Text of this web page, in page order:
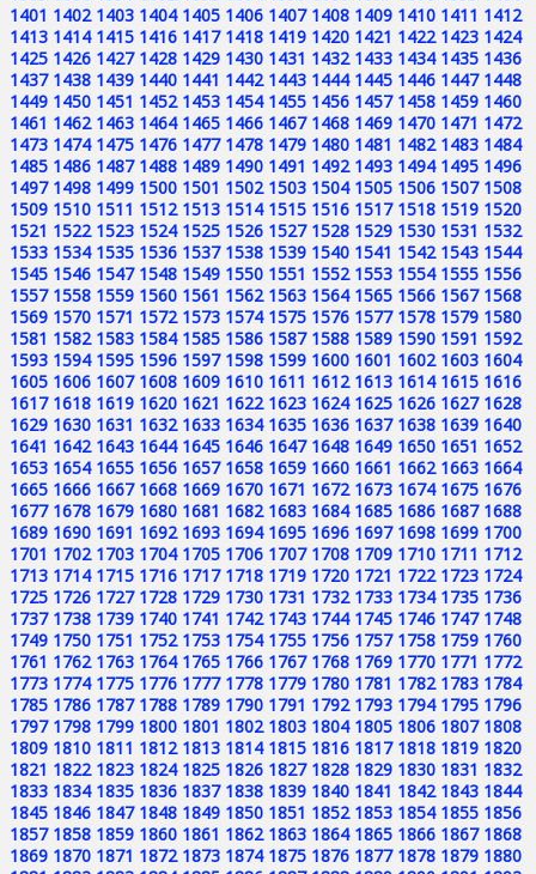
1401 1402 1403 1404 1405 1406 1407 1408 1409 1410 1411 1412
1413 1414 1415 1416 1417 1418 1419 1420 1421 1422 1423 1424
1425 1426 1427 1428 1429 1430 1431 1432 1433 1434 1435 1436
1437 1438 1439 1440 1441 1442 1443 1444 1445 1446 1447 1448
1449 1450 1451 1452 1453 1454 1455 1456 1457 1458 1459 1460
1461 1462 1463 1464 1465 1466 1467 1468 1469 1470 1471 1472
1473 1474 1475 1476 1477 1478 1479 1480 1481 1482 1483 1484
1485 1486 1487 1488 1489 1490 1491 1492 1493 1494 1495 1496
1497 1498 1499 1500 1501 1502 1503 1504 1505 1506 1507 1508
1509 1510 1511 1512 1513 1514 1515 1516 1517 1518 1519 1520
1521 1522 1523 1524 1525 1526 1527 1528 1529 1530 1531 1532
1533 1534 1535 1536 1537 1538 1539 1540 1541 1542 1543 1544
1545 1546 1547 1548 1549 1550 1551 1552 1553 1554 1555 1556
1557 1558 1559 1560 1561 1562 1563 1564 1565 1566 1567 1568
1569 1570 1571 1572 1573 1574 1575 1576 1577 1578 1579 1580
1581 1582 1583 1584 1585 1586 1587 1588 1589 1590 1591 1592
1593 1594 1595 1596 1597 1598 1599 1600 1601 1602 1603 1604
1605 1606 1607 1608 1609 1610 1611 1612 1613 1614 1615 1616
1617 1618 1619 1620 1621 1622 1623 1624 1625 1626 1627 1628
1629 1630 1631 1632 1633 1634 1635 1636 1637 1638 1639 1640
1641 1642 1643 1644 1645 1646 1647 1648 1649 1650 1651 1652
1653 1654 1655 1656 1657 1658 1659 1660 1661 1662 1663 1664
1665 1666 1667 1668 1669 1670 1671 1672 1673 1674 1675 1676
1677 1678 1679 1680 1681 1682 1683 1684 1685 1686 1687 1688
1689 1690 1691 1692 1693 1694 1695 1696 1697 1698 1699 1700
1701 1702 1703 1704 1705 1706 1707 1708 1709 1710 1711 1712
1713 1714 1715 1716 1717 1718 1719 1720 1721 1722 1723 1724
1725 1726 1727 1728 1729 1730 1731 1732 1733 1734 1735 1736
1737 1738 1739 1740 1741 1742 1743 1744 1745 1746 1747 1748
1749 1750 1751 1752 1753 1754 1755 1756 1757 1758 1759 1760
1761 1762 1763 1764 1765 1766 1767 1768 1769 1770 1771 1772
1773 1774 1775 1776 1777 1778 1779 1780 1781 1782 1783 1784
1785 1786 1787 1788 1789 1790 1791 1792 1793 1794 1795 1796
1797 1798 1799 1800 1801 1802 1803 1804 1805 1806 1807 1808
1809 1810 1811 1812 1813 1814 1815 1816 1817 1818 1819 1820
1821 1822 1823 1824 1825 1826 1827 1828 1829 1830 1831 1832
1833 1834 1835 1836 1837 1838 1839 1840 1841 1842 1843 1844
1845 1846 1847 1848 1849 1850 1851 1852 1853 1854 1855 1856
1857 1858 1859 1860 1861 1862 1863 1864 1865 1866 1867 1868
1869 1870 1871 1872 1873 1874 1875 1876 1877 1878 1879 1880